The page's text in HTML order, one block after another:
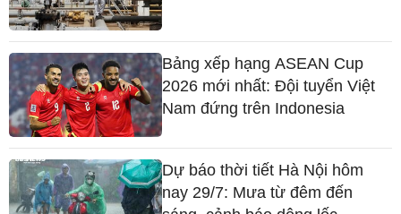
Bảng xếp hạng ASEAN Cup
2026 mới nhất: Đội tuyển Việt
Nam đứng trên Indonesia
Dự báo thời tiết Hà Nội hôm
nay 29/7: Mưa từ đêm đến